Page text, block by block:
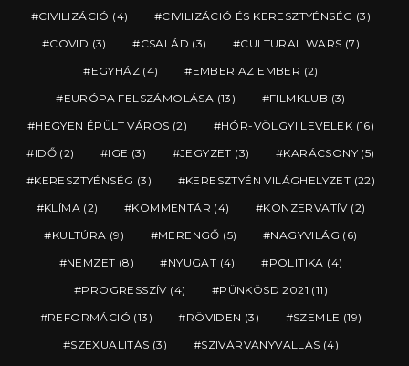
CIVILIZÁCIÓ (4) CIVILIZÁCIÓ ÉS KERESZTYÉNSÉG (3)
COVID (3) CSALÁD (3) CULTURAL WARS (7)
EGYHÁZ (4) EMBER AZ EMBER (2)
EURÓPA FELSZÁMOLÁSA (13) FILMKLUB (3)
HEGYEN ÉPÜLT VÁROS (2) HÓR-VÖLGYI LEVELEK (16)
IDŐ (2) IGE (3) JEGYZET (3) KARÁCSONY(5)
KERESZTYÉNSÉG (3) KERESZTYÉN VILÁGHELYZET (22)
KLÍMA(2) KOMMENTÁR (4) KONZERVATÍV(2)
KULTÚRA (9) MERENGŐ (5) NAGYVILÁG (6)
NEMZET (8) NYUGAT (4) POLITIKA (4)
PROGRESSZÍV(4) PÜNKÖSD 2021 (11)
REFORMÁCIÓ (13) RÖVIDEN (3) SZEMLE (19)
SZEXUALITÁS (3) SZIVÁRVÁNYVALLÁS (4)